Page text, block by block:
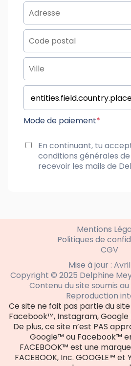
Mode de paiement*
En continuant, tu
conditions générales
recevoir les mails de
Mentions
Politiques de
CGV
Mise à jour :
Copyright © 2025 Delphine
Contenu du site soumis
Reproduction
Ce site ne fait pas partie du
Facebook™, Instagram, Google
De plus, ce site n’est PAS
Google™ ou Facebook™
FACEBOOK™ est une
FACEBOOK, Inc. GOOGLE™ et